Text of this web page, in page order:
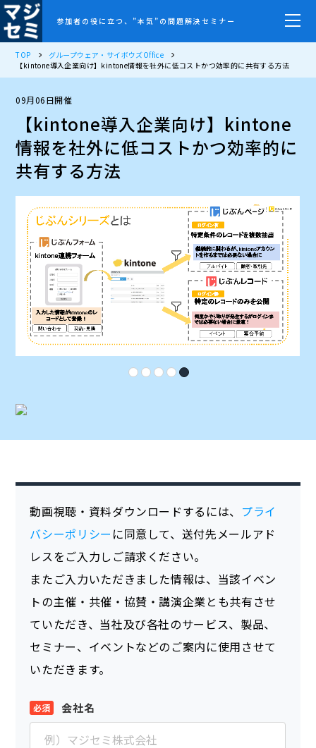
参加者の役に立つ、”本気”の問題解決セミナー
TOP
グループウェア・サイボウズOffice
【kintone導入企業向け】kintone情報を社外に低コストかつ効率的に共有する方法
09月06日開催
【kintone導入企業向け】kintone
情報を社外に低コストかつ効率的に
共有する方法
動画視聴・資料ダウンロードするには、 プライ
バシーポリシー に同意して、送付先メールアド
レスをご入力しご請求ください。
またご入力いただきました情報は、当該イベン
トの主催・共催・協賛・講演企業とも共有させ
ていただき、当社及び各社のサービス、製品、
セミナー、イベントなどのご案内に使用させて
いただきます。
会社名